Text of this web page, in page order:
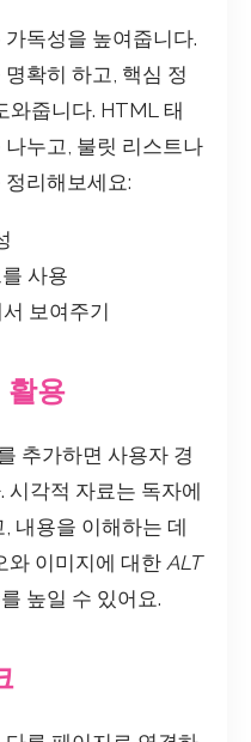
독성을 높여줍니다.
확히 하고, 핵심 정
와줍니다. HTML 태
누고, 불릿 리스트나
리해보세요:
사용
보여주기
활용
추가하면 사용자 경
시각적 자료는 독자에
내용을 이해하는 데
와 이미지에 대한 ALT
높일 수 있어요.